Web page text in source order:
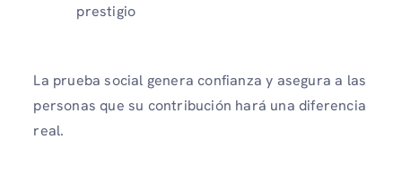
prestigio
La prueba social genera confianza y asegura a las
personas que su contribución hará una diferencia
real.